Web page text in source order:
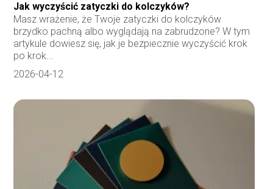
Jak wyczyścić zatyczki do kolczyków?
Masz wrażenie, że Twoje zatyczki do kolczyków
brzydko pachną albo wyglądają na zabrudzone? W tym
artykule dowiesz się, jak je bezpiecznie wyczyścić krok
po krok...
2026-04-12